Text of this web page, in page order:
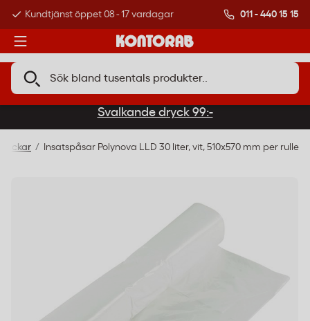
Kundtjänst öppet 08 - 17 vardagar Över 500 000
011 - 440 15 15
Svalkande dryck 99:-
Insatspåsar Polynova LLD 30 liter, vit, 510x570 mm per rulle